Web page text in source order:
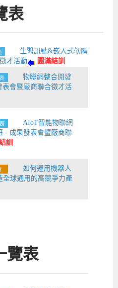
表
生醫訊號&嵌入式韌體
才活動
圓滿結訓
物聯網整合開發
表會暨廠商聯合徵才活
AIoT智能物聯網
- 成果發表會暨廠商聯
訓
如何運用機器人
全球通用的高競爭力產
覽表